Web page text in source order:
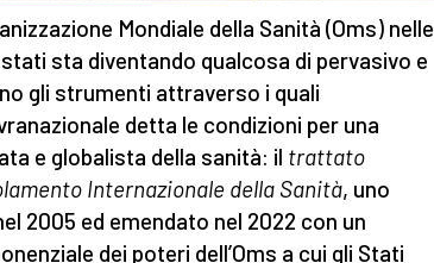
Mondiale della Sanità (Oms) nelle
sta diventando qualcosa di pervasivo e
gli strumenti attraverso i quali
detta le condizioni per una
e globalista della sanità: il trattato
Internazionale della Sanità, uno
2005 ed emendato nel 2022 con un
dei poteri dell’Oms a cui gli Stati